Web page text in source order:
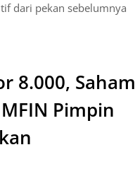
dari pekan sebelumnya
8.000, Saham
Pimpin